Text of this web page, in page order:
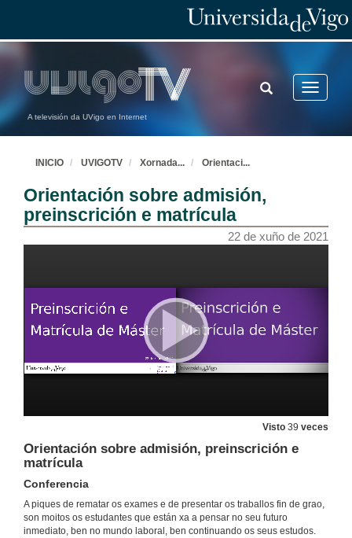
A televisión da UVigo en Internet
Toggle
TOGGLE
SEARCH
INICIO UVIGOTV Xornada... Orientaci...
Orientación sobre admisión,
preinscrición e matrícula
22 de xuño de 2021
Visto 39 veces
Orientación sobre admisión, preinscrición e
matrícula
Conferencia
A piques de rematar os exames e de presentar os traballos fin de grao,
son moitos os estudantes que están xa a pensar no seu futuro
inmediato, ben no mundo laboral, ben continuando os seus estudos.